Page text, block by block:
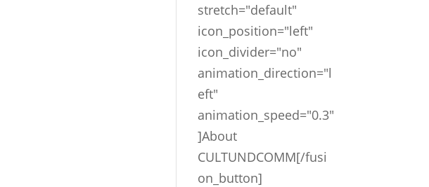
stretch="default"
icon_position="left"
icon_divider="no"
animation_direction="l
eft"
animation_speed="0.3"
]About
CULTUNDCOMM[/fusi
on_button]